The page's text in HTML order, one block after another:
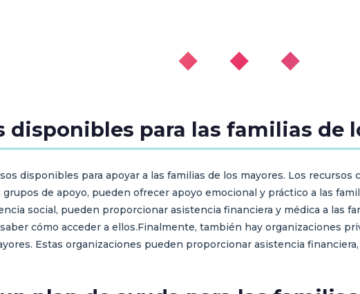
◆ ◆ ◆
disponibles para las familias de
disponibles para apoyar a las familias de los mayores. Los
de apoyo, pueden ofrecer apoyo emocional y práctico a las
social, pueden proporcionar asistencia financiera y médica a las
cómo acceder a ellos.Finalmente, también hay organizaciones
Estas organizaciones pueden proporcionar asistencia